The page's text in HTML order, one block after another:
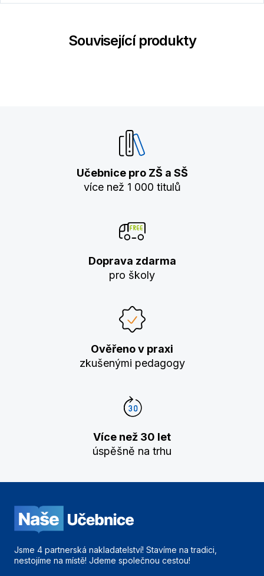
Související produkty
Učebnice pro ZŠ a SŠ
více než 1 000 titulů
Doprava zdarma
pro školy
Ověřeno v praxi
zkušenými pedagogy
Více než 30 let
úspěšně na trhu
Jsme 4 partnerská nakladatelství! Stavíme na tradici,
nestojíme na místě! Jdeme společnou cestou!